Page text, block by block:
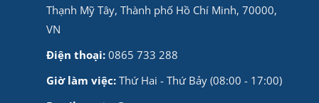
Thạnh Mỹ Tây, Thành phố Hồ Chí Minh, 70000,
VN
Điện thoại:0865 733 288
Giờ làm việc:Thứ Hai - Thứ Bảy (08:00 - 17:00)